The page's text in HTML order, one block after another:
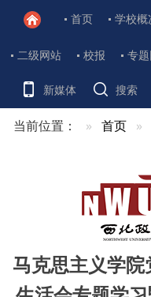
首页 学校概
二级网站 校报 专
新媒体 搜索
当前位置： 首页
马克思主义学